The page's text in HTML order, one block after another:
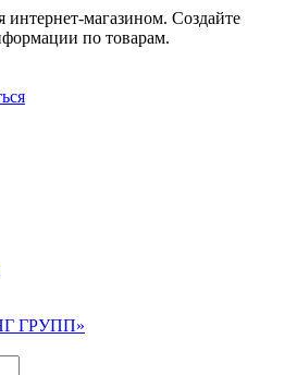
интернет-магазином. Создайте
по товарам.